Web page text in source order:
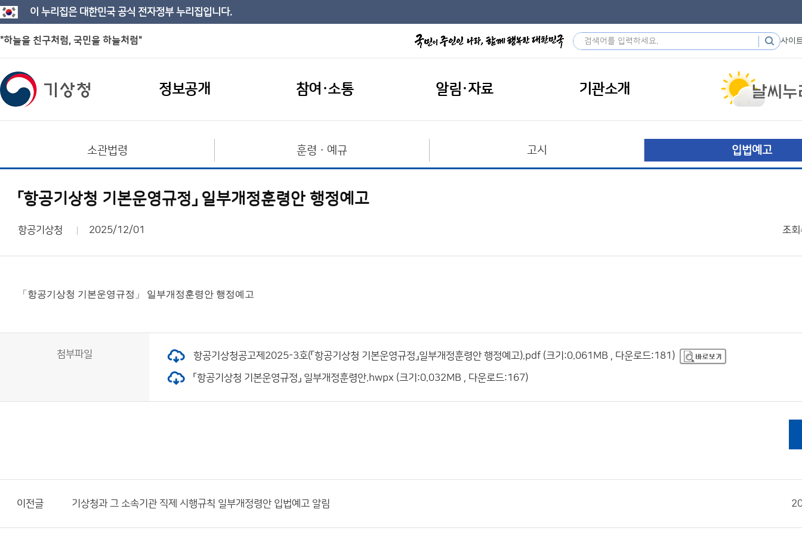
이 누리집은 대한민국 공식 전자정부 누리집입니다.
"하늘을 친구처럼, 국민을 하늘처럼" 사이
정보공개 참여·소통 알림·자료 기관소개
소관법령 훈령ㆍ예규 고시 입법예고
「항공기상청 기본운영규정」 일부개정훈령안 행정예고
항공기상청 2025/12/01 조회
「항공기상청 기본운영규정」 일부개정훈령안 행정예고
첨부파일 항공기상청공고제2025-3호(「항공기상청 기본운영규정」일부개정훈령안 행정예고).pdf (크기:0.061MB , 다운로드:181)
「항공기상청 기본운영규정」 일부개정훈령안.hwpx (크기:0.032MB , 다운로드:167)
이전글 기상청과 그 소속기관 직제 시행규칙 일부개정령안 입법예고 알림